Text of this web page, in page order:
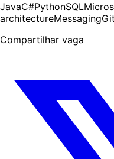
JavaC#PythonSQL
architectureMessagingGit
Compartilhar vaga